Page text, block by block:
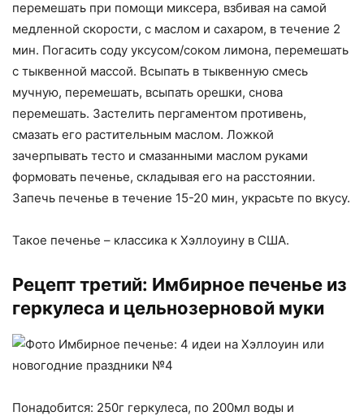
перемешать при помощи миксера, взбивая на самой
медленной скорости, с маслом и сахаром, в течение 2
мин. Погасить соду уксусом/соком лимона, перемешать
с тыквенной массой. Всыпать в тыквенную смесь
мучную, перемешать, всыпать орешки, снова
перемешать. Застелить пергаментом противень,
смазать его растительным маслом. Ложкой
зачерпывать тесто и смазанными маслом руками
формовать печенье, складывая его на расстоянии.
Запечь печенье в течение 15-20 мин, украсьте по вкусу.
Такое печенье – классика к Хэллоуину в США.
Рецепт третий: Имбирное печенье из
геркулеса и цельнозерновой муки
Понадобится: 250г геркулеса, по 200мл воды и